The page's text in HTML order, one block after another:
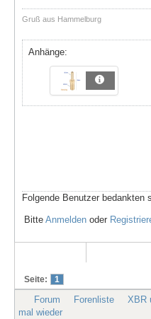
Gruß aus Hammelburg
Anhänge:
Folgende Benutzer bedankten
Bitte Anmelden oder
Seite: 1
Forum Forenliste XBR
mal wieder